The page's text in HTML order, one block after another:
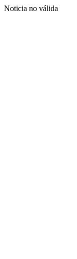
Noticia no válida